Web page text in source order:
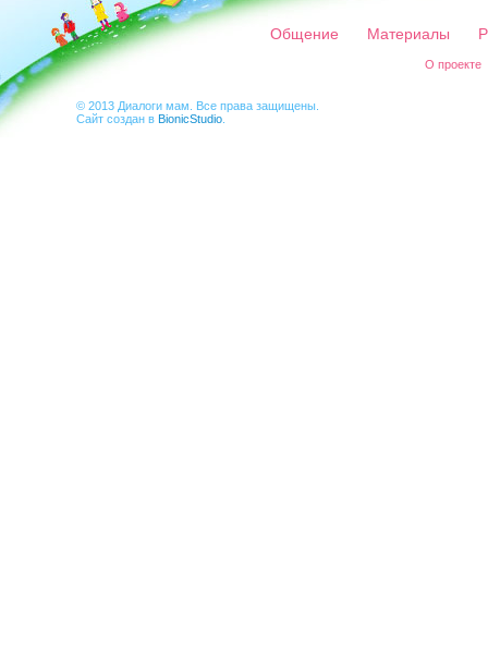
Общение Материалы
О проекте
© 2013 Диалоги мам. Все права защищены.
Сайт создан в BionicStudio